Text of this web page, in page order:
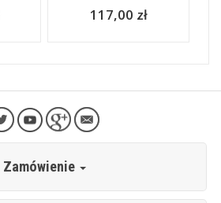
117,00 zł
Zamówienie